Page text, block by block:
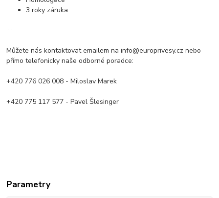
3 roky záruka
....
Můžete nás kontaktovat emailem na info@europrivesy.cz nebo
přímo telefonicky naše odborné poradce:
+420 776 026 008 - Miloslav Marek
+420 775 117 577 - Pavel Šlesinger
Parametry